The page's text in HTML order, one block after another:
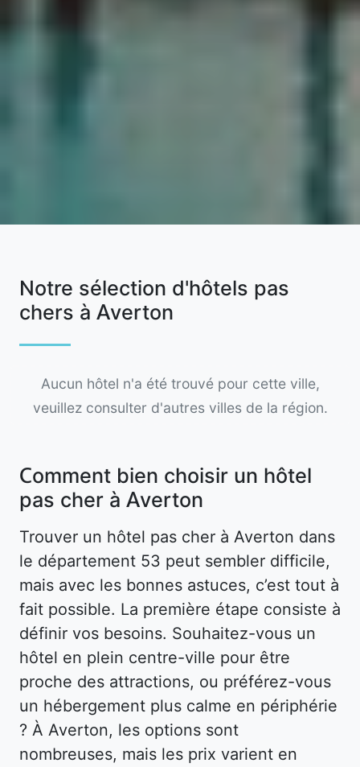
Notre sélection d'hôtels pas
chers à Averton
Aucun hôtel n'a été trouvé pour cette ville,
veuillez consulter d'autres villes de la région.
Comment bien choisir un hôtel
pas cher à Averton
Trouver un hôtel pas cher à Averton dans
le département 53 peut sembler difficile,
mais avec les bonnes astuces, c’est tout à
fait possible. La première étape consiste à
définir vos besoins. Souhaitez-vous un
hôtel en plein centre-ville pour être
proche des attractions, ou préférez-vous
un hébergement plus calme en périphérie
? À Averton, les options sont
nombreuses, mais les prix varient en